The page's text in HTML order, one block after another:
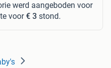
werd aangeboden voor
voor€ 3 stond.